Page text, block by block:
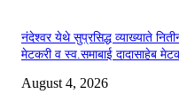
नंदेश्वर येथे सुप्रसिद्ध व्याख्याते
मेटकरी व स्व.समाबाई दादासाहेब
August 4, 2026